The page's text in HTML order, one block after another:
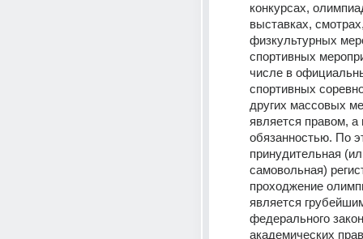
конкурсах,
выставках,
физкультурных
спортивных
числе в
спортивных
других массовых
является правом, а
обязанностью. По
принудительная
самовольная)
проходжение
является
федерального
академических